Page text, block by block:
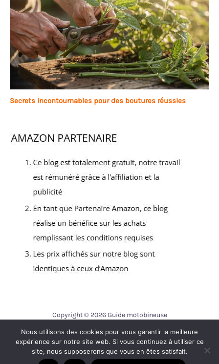
Secrets incontournables pour des boutures réussies
Copyright © 2026 Guide motobineuse
Contact
Mentions légales
Politique de confidentialité
Nous utilisons des cookies pour vous garantir la meilleure
expérience sur notre site web. Si vous continuez à utiliser ce
site, nous supposerons que vous en êtes satisfait.